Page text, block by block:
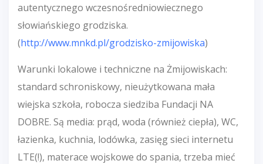
autentycznego wczesnośredniowiecznego
słowiańskiego grodziska.
(http://www.mnkd.pl/grodzisko-zmijowiska)
Warunki lokalowe i techniczne na Żmijowiskach:
standard schroniskowy, nieużytkowana mała
wiejska szkoła, robocza siedziba Fundacji NA
DOBRE. Są media: prąd, woda (również ciepła), WC,
łazienka, kuchnia, lodówka, zasięg sieci internetu
LTE(!), materace wojskowe do spania, trzeba mieć